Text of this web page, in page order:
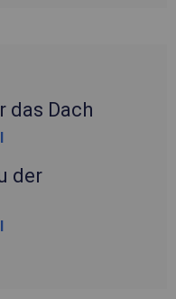
das Dach
der